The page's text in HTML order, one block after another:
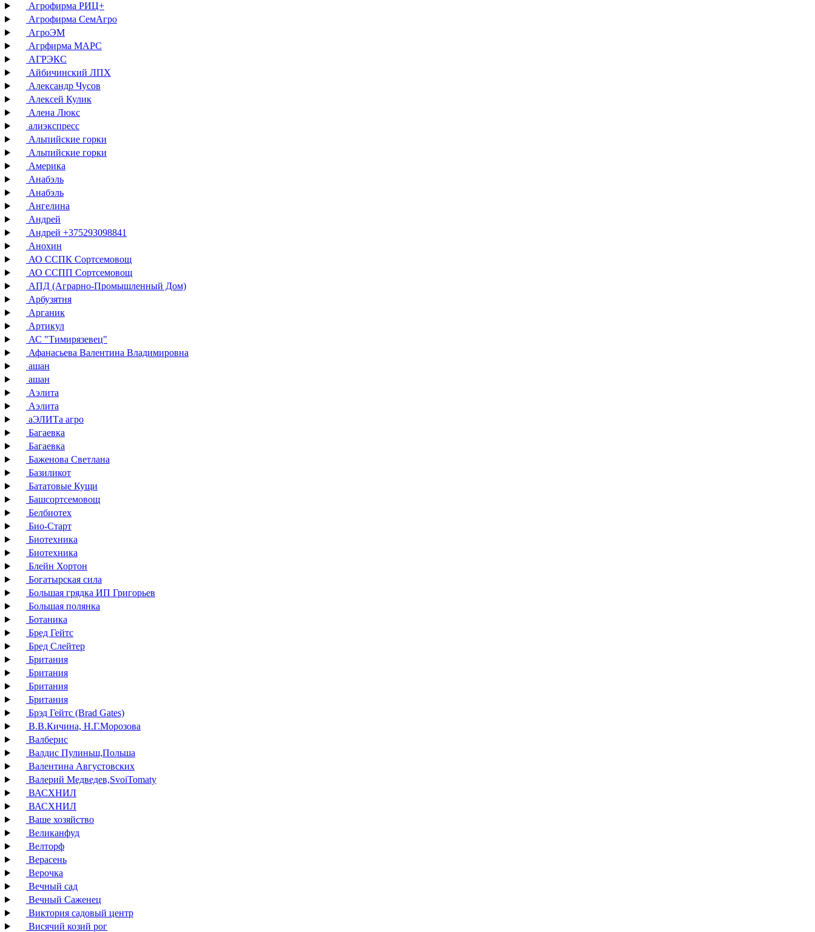
Агрофирма РИЦ+
Агрофирма СемАгро
АгроЭМ
Агрфирма МАРС
АГРЭКС
Айбичинский ЛПХ
Александр Чусов
Алексей Кулик
Алена Люкс
алиэкспресс
Альпийские горки
Альпийские горки
Америка
Анабэль
Анабэль
Ангелина
Андрей
Андрей +375293098841
Анохин
АО ССПК Сортсемовощ
АО ССПП Сортсемовощ
АПД (Аграрно-Промышленный Дом)
Арбузятня
Арганик
Артикул
АС "Тимирязевец"
Афанасьева Валентина Владимировна
ашан
ашан
Аэлита
Аэлита
аЭЛИТа агро
Багаевка
Багаевка
Баженова Светлана
Базиликот
Бататовые Кущи
Башсортсемовощ
Белбиотех
Био-Старт
Биотехника
Биотехника
Блейн Хортон
Богатырская сила
Большая грядка ИП Григорьев
Большая полянка
Ботаника
Бред Гейтс
Бред Слейтер
Британия
Британия
Британия
Британия
Брэд Гейтс (Brad Gates)
В.В.Кичина, Н.Г.Морозова
Валберис
Валдис Пулиньш,Польша
Валентина Августовских
Валерий Медведев,SvoiTomaty
ВАСХНИЛ
ВАСХНИЛ
Ваше хозяйство
Великанфуд
Велторф
Верасень
Верочка
Вечный сад
Вечный Саженец
Виктория садовый центр
Висячий козий рог